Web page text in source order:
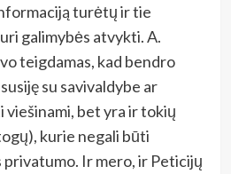
turėtų ir tie
galimybės atvykti. A.
teigdamas, kad bendro
su savivaldybe ar
viešinami, bet yra ir tokių
kurie negali būti
privatumo. Ir mero, ir Peticijų